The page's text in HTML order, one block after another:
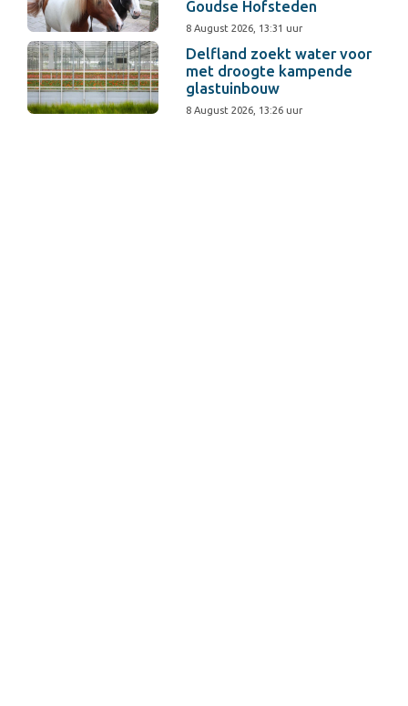
Goudse Hofsteden
8 August 2026, 13:31 uur
Delfland zoekt water voor
met droogte kampende
glastuinbouw
8 August 2026, 13:26 uur